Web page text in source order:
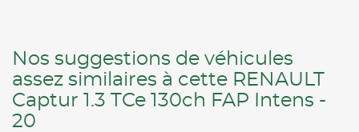
Nos suggestions de véhicules
assez similaires à cette RENAULT
Captur 1.3 TCe 130ch FAP Intens -
20